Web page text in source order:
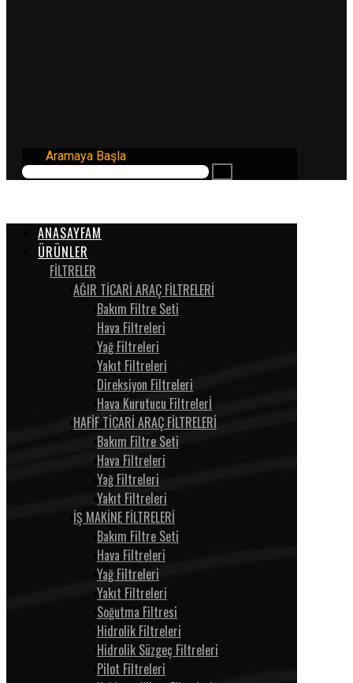
Aramaya Başla
ANASAYFAM
ÜRÜNLER
FİLTRELER
AĞIR TİCARİ ARAÇ FİLTRELERİ
Bakım Filtre Seti
Hava Filtreleri
Yağ Filtreleri
Yakıt Filtreleri
Direksiyon Filtreleri
Hava Kurutucu Filtrelerİ
HAFİF TİCARİ ARAÇ FİLTRELERİ
Bakım Filtre Seti
Hava Filtreleri
Yağ Filtreleri
Yakıt Filtreleri
İŞ MAKİNE FİLTRELERİ
Bakım Filtre Seti
Hava Filtreleri
Yağ Filtreleri
Yakıt Filtreleri
Soğutma Filtresi
Hidrolik Filtreleri
Hidrolik Süzgeç Filtreleri
Pilot Filtreleri